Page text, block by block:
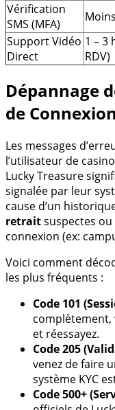
Vérification
SMS (MFA)
Support Vidéo
Direct
1 – 3
RDV)
Dépannage
de Connexion
Les messages
l’utilisateur de
Lucky Treasure
signalée par leur
cause d’un
retraitsuspectes
connexion (ex:
Voici comment
les plus fréquents :
Code 101
complètement,
et réessayez.
Code 205
venez de faire
système KYC
Code 500+